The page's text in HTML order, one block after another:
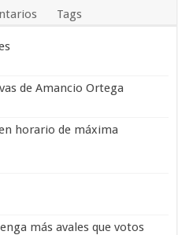
Tags
de Amancio Ortega
horario de máxima
más avales que votos